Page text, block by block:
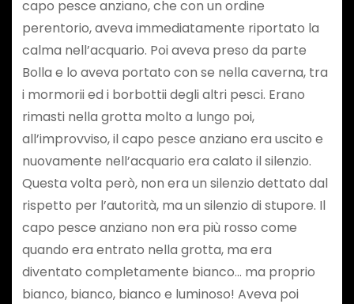
capo pesce anziano, che con un ordine
perentorio, aveva immediatamente riportato la
calma nell’acquario. Poi aveva preso da parte
Bolla e lo aveva portato con se nella caverna, tra
i mormorii ed i borbottii degli altri pesci. Erano
rimasti nella grotta molto a lungo poi,
all’improvviso, il capo pesce anziano era uscito e
nuovamente nell’acquario era calato il silenzio.
Questa volta però, non era un silenzio dettato dal
rispetto per l’autorità, ma un silenzio di stupore. Il
capo pesce anziano non era più rosso come
quando era entrato nella grotta, ma era
diventato completamente bianco… ma proprio
bianco, bianco, bianco e luminoso! Aveva poi